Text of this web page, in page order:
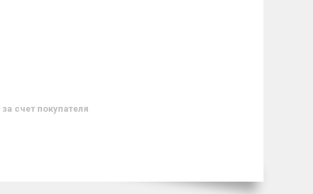
за счет покупателя